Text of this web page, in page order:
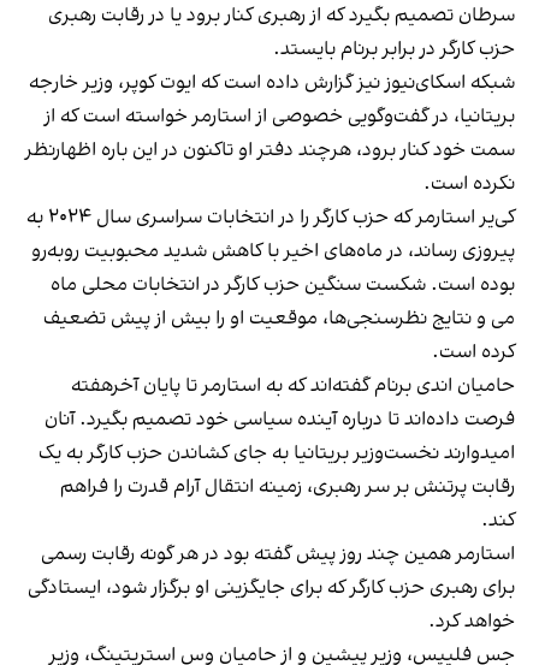
سرطان تصمیم بگیرد که از رهبری کنار برود یا در رقابت رهبری
حزب کارگر در برابر برنام بایستد.
شبکه اسکای‌نیوز نیز گزارش داده است که ایوت کوپر، وزیر خارجه
بریتانیا، در گفت‌وگویی خصوصی از استارمر خواسته است که از
سمت خود کنار برود، هرچند دفتر او تاکنون در این باره اظهارنظر
نکرده است.
کی‌یر استارمر که حزب کارگر را در انتخابات سراسری سال ۲۰۲۴ به
پیروزی رساند، در ماه‌های اخیر با کاهش شدید محبوبیت روبه‌رو
بوده است. شکست سنگین حزب کارگر در انتخابات محلی ماه
می و نتایج نظرسنجی‌ها، موقعیت او را بیش از پیش تضعیف
کرده است.
حامیان اندی برنام گفته‌اند که به استارمر تا پایان آخرهفته
فرصت داده‌اند تا درباره آینده سیاسی خود تصمیم بگیرد. آنان
امیدوارند نخست‌وزیر بریتانیا به جای کشاندن حزب کارگر به یک
رقابت پرتنش بر سر رهبری، زمینه انتقال آرام قدرت را فراهم
کند.
استارمر همین چند روز پیش گفته بود در هر گونه رقابت رسمی
برای رهبری حزب کارگر که برای جایگزینی او برگزار شود، ایستادگی
خواهد کرد.
جس فلیپس، وزیر پیشین و از حامیان وس استریتینگ، وزیر